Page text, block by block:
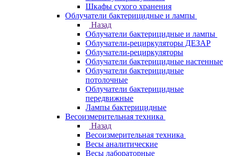
Шкафы сухого хранения
Облучатели бактерицидные и лампы
Назад
Облучатели бактерицидные и лампы
Облучатели-рециркуляторы ДЕЗАР
Облучатели-рециркуляторы
Облучатели бактерицидные настенные
Облучатели бактерицидные
потолочные
Облучатели бактерицидные
передвижные
Лампы бактерицидные
Весоизмерительная техника
Назад
Весоизмерительная техника
Весы аналитические
Весы лабораторные